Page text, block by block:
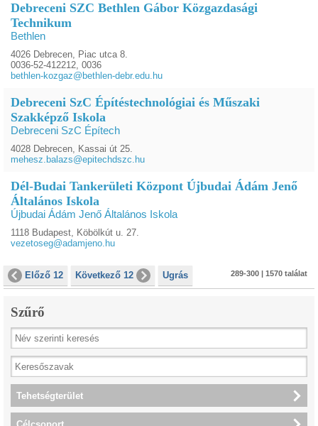
Debreceni SZC Bethlen Gábor Közgazdasági
Technikum
Bethlen
4026 Debrecen, Piac utca 8.
0036-52-412212, 0036
bethlen-kozgaz@bethlen-debr.edu.hu
Debreceni SzC Építéstechnológiai és Műszaki
Szakképző Iskola
Debreceni SzC Építech
4028 Debrecen, Kassai út 25.
mehesz.balazs@epitechdszc.hu
Dél-Budai Tankerületi Központ Újbudai Ádám Jenő
Általános Iskola
Újbudai Ádám Jenő Általános Iskola
1118 Budapest, Köbölkút u. 27.
vezetoseg@adamjeno.hu
Előző 12 Következő 12 Ugrás 289-300 | 1570 találat
Szűrő
Tehetségterület